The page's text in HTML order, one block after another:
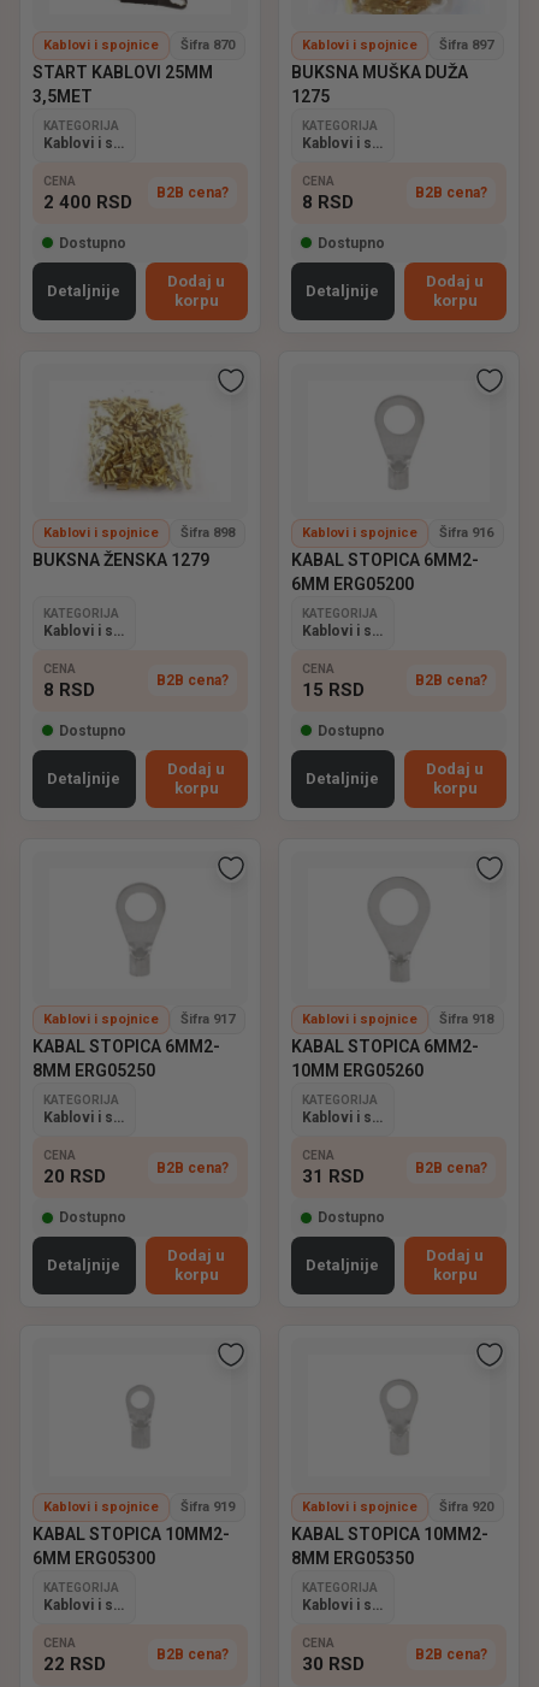
Kablovi i spojnice Šifra 870
START KABLOVI 25MM
3,5MET
KATEGORIJA
Kablovi i spojnice
CENA
2 400 RSD B2B cena?
Dostupno
Detaljnije
Dodaj u
korpu
Kablovi i spojnice Šifra 897
BUKSNA MUŠKA DUŽA
1275
KATEGORIJA
Kablovi i spojnice
CENA
8 RSD B2B cena?
Dostupno
Detaljnije
Dodaj u
korpu
Kablovi i spojnice Šifra 898
BUKSNA ŽENSKA 1279
KATEGORIJA
CENA
8 RSD B2B cena?
Dostupno
Detaljnije
Dodaj u
korpu
Kablovi i spojnice Šifra 916
KABAL STOPICA 6MM2-
6MM ERG05200
KATEGORIJA
CENA
15 RSD B2B cena?
Dostupno
Detaljnije
Dodaj u
korpu
Kablovi i spojnice Šifra 917
KABAL STOPICA 6MM2-
8MM ERG05250
KATEGORIJA
Kablovi i spojnice
CENA
20 RSD B2B cena?
Dostupno
Detaljnije
Dodaj u
korpu
Kablovi i spojnice Šifra 918
KABAL STOPICA 6MM2-
10MM ERG05260
KATEGORIJA
Kablovi i spojnice
CENA
31 RSD B2B cena?
Dostupno
Detaljnije
Dodaj u
korpu
Kablovi i spojnice Šifra 919
KABAL STOPICA 10MM2-
6MM ERG05300
KATEGORIJA
Kablovi i spojnice
CENA
22 RSD B2B cena?
Kablovi i spojnice Šifra 920
KABAL STOPICA 10MM2-
8MM ERG05350
KATEGORIJA
Kablovi i spojnice
CENA
30 RSD B2B cena?